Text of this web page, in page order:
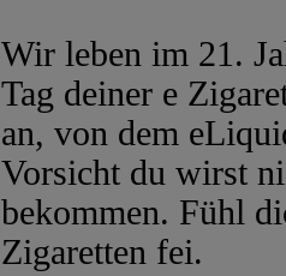
Wir leben im 21.
Tag deiner e
an, von dem
Vorsicht du wirst
bekommen. Fühl
Zigaretten fei.